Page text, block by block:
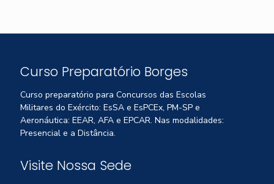
Curso Preparatório Borges
Curso preparatório para Concursos das Escolas
Militares do Exército: EsSA e EsPCEx, PM-SP e
Aeronáutica: EEAR, AFA e EPCAR. Nas modalidades:
Presencial e a Distância.
Visite Nossa Sede